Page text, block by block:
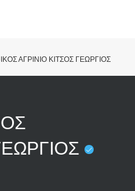
ΑΓΡΙΝΙΟ ΚΙΤΣΟΣ ΓΕΩΡΓΙΟΣ